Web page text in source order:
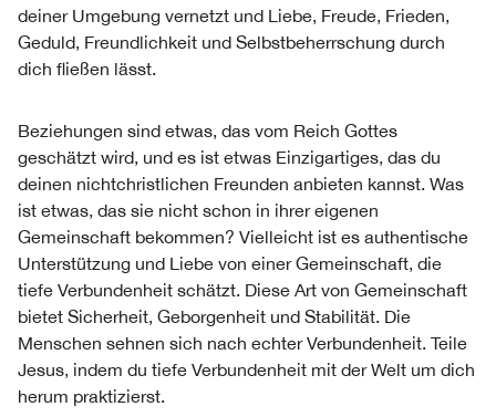
deiner Umgebung vernetzt und Liebe, Freude, Frieden,
Geduld, Freundlichkeit und Selbstbeherrschung durch
dich fließen lässt.
Beziehungen sind etwas, das vom Reich Gottes
geschätzt wird, und es ist etwas Einzigartiges, das du
deinen nichtchristlichen Freunden anbieten kannst. Was
ist etwas, das sie nicht schon in ihrer eigenen
Gemeinschaft bekommen? Vielleicht ist es authentische
Unterstützung und Liebe von einer Gemeinschaft, die
tiefe Verbundenheit schätzt. Diese Art von Gemeinschaft
bietet Sicherheit, Geborgenheit und Stabilität. Die
Menschen sehnen sich nach echter Verbundenheit. Teile
Jesus, indem du tiefe Verbundenheit mit der Welt um dich
herum praktizierst.